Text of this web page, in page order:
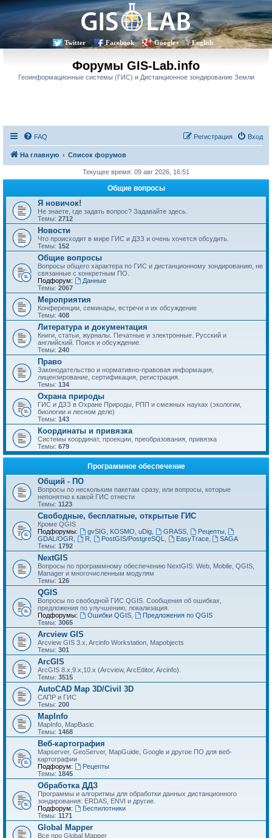
Twitter Facebook Google+ English
Форумы GIS-Lab.info
Геоинформационные системы (ГИС) и Дистанционное зондирование Земли
FAQ Вход
Регистрация
На главную Список форумов
Текущее время: 09 авг 2026, 16:51
Общие вопросы
Я новичок!
Не знаете, где задать вопрос? Задавайте здесь.
Темы: 2712
Новости
Что происходит в мире ГИС и ДЗЗ и очень хочется обсудить.
Темы: 152
Общие вопросы
Вопросы общего характера по ГИС и дистанционному зондированию, не
связанные с конкретным ПО.
Подфорум:
Данные
Темы: 2067
Мероприятия
Конференции, семинары, встречи и их обсуждение
Темы: 408
Литература и документация
Книги, статьи, журналы. Печатные и электронные. Русский и
английский. Поиск и обсуждение.
Темы: 240
Право
Законодательство и нормативно-правовая информация,
лицензирование, сертификация, регистрация.
Темы: 134
Охрана природы
ГИС и ДЗЗ в Охране Природы, РПП и смежных науках (экологии,
биологии и лесном деле)
Темы: 143
Координаты и привязка
Системы координат, проекции, преобразования, привязка
Темы: 679
Программное обеспечение
Общий - ПО
Вопросы по нескольким пакетам сразу, или вопросы, которые
непонятно к какой ГИС отнести
Темы: 1123
Свободные, бесплатные, открытые ГИС
Кроме QGIS
Подфорумы:
gvSIG, KOSMO, uDig, GRASS, Рецепты,
GDAL/OGR
R PostGIS/PostgreSQL EasyTrace,
SAGA
Темы: 1792
NextGIS
Вопросы по программному обеспечению NextGIS: Web, Mobile, QGIS,
Manager и многочисленным модулям
Темы: 126
QGIS
Вопросы по свободной ГИС QGIS. Сообщения об ошибках,
предложения по улучшению, локализация.
Подфорумы:
Ошибки QGIS,
Предложения по QGIS
Темы: 3065
Arcview GIS
Arcview GIS 3.x, Arcinfo Workstation, Mapobjects
Темы: 301
ArcGIS
ArcGIS 8.x,9.x,10.x (Arcview, ArcEditor, Arcinfo).
Темы: 3515
AutoCAD Map 3D/Civil 3D
САПР и ГИС
Темы: 200
MapInfo
MapInfo, MapBasic
Темы: 1468
Веб-картография
Mapserver, GeoServer, MapGuide, Google и другое ПО для веб-
картографии
Подфорум:
Рецепты
Темы: 1845
Обработка ДДЗ
Программы и алгоритмы для обработки данных дистанционного
зондирования: ERDAS, ENVI и другие.
Подфорум:
Беспилотники
Темы: 1171
Global Mapper
Все про Global Mapper